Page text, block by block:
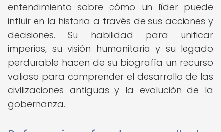
entendimiento sobre cómo un líder puede
influir en la historia a través de sus acciones y
decisiones. Su habilidad para unificar
imperios, su visión humanitaria y su legado
perdurable hacen de su biografía un recurso
valioso para comprender el desarrollo de las
civilizaciones antiguas y la evolución de la
gobernanza.